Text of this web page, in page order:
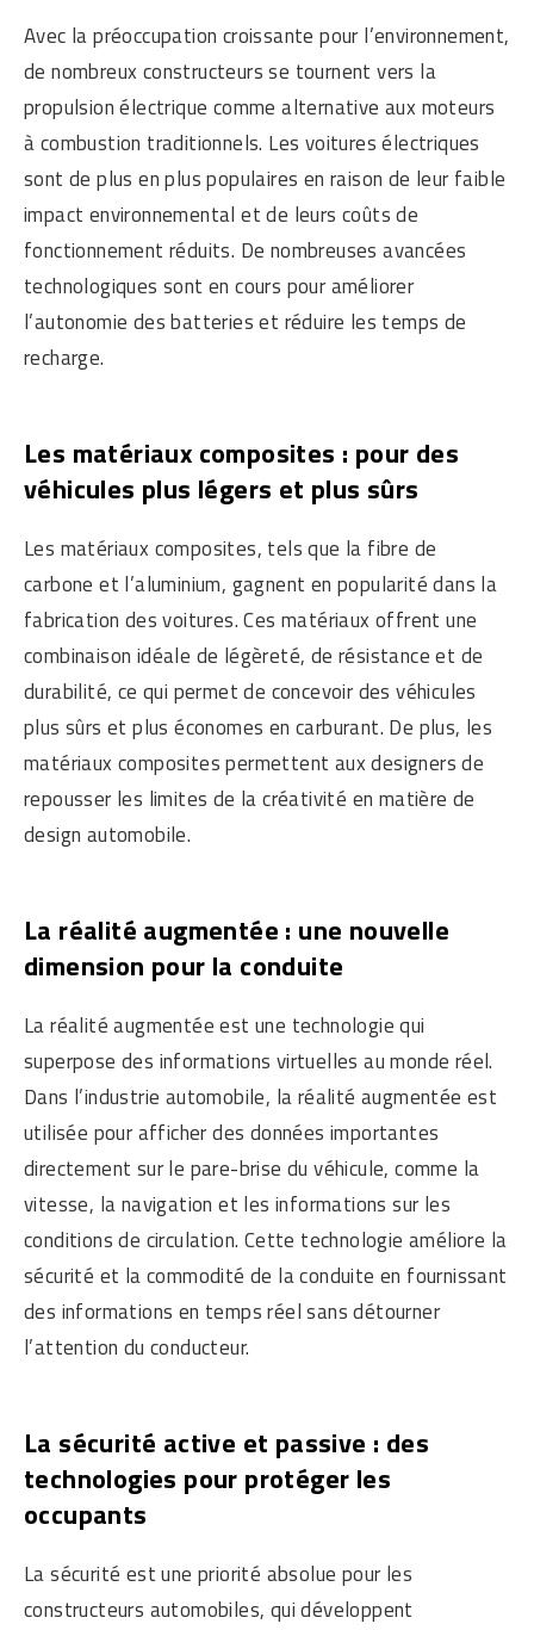
Avec la préoccupation croissante pour l’environnement,
de nombreux constructeurs se tournent vers la
propulsion électrique comme alternative aux moteurs
à combustion traditionnels. Les voitures électriques
sont de plus en plus populaires en raison de leur faible
impact environnemental et de leurs coûts de
fonctionnement réduits. De nombreuses avancées
technologiques sont en cours pour améliorer
l’autonomie des batteries et réduire les temps de
recharge.
Les matériaux composites : pour des
véhicules plus légers et plus sûrs
Les matériaux composites, tels que la fibre de
carbone et l’aluminium, gagnent en popularité dans la
fabrication des voitures. Ces matériaux offrent une
combinaison idéale de légèreté, de résistance et de
durabilité, ce qui permet de concevoir des véhicules
plus sûrs et plus économes en carburant. De plus, les
matériaux composites permettent aux designers de
repousser les limites de la créativité en matière de
design automobile.
La réalité augmentée : une nouvelle
dimension pour la conduite
La réalité augmentée est une technologie qui
superpose des informations virtuelles au monde réel.
Dans l’industrie automobile, la réalité augmentée est
utilisée pour afficher des données importantes
directement sur le pare-brise du véhicule, comme la
vitesse, la navigation et les informations sur les
conditions de circulation. Cette technologie améliore la
sécurité et la commodité de la conduite en fournissant
des informations en temps réel sans détourner
l’attention du conducteur.
La sécurité active et passive : des
technologies pour protéger les
occupants
La sécurité est une priorité absolue pour les
constructeurs automobiles, qui développent